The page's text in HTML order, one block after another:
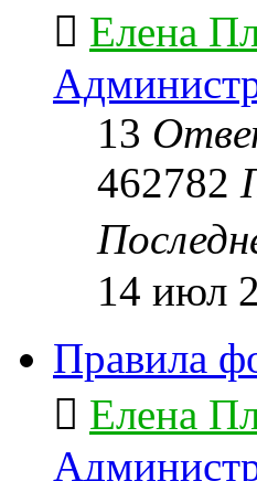
Елена
13
462782
14 июл
Правила
Елена